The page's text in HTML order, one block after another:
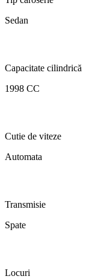
Sedan
Capacitate cilindrică
1998 CC
Cutie de viteze
Automata
Transmisie
Spate
Locuri